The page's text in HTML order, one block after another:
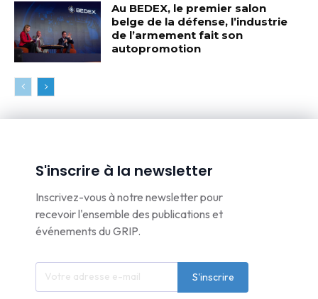
Au BEDEX, le premier salon
belge de la défense, l’industrie
de l’armement fait son
autopromotion
S'inscrire à la newsletter
Inscrivez-vous à notre newsletter pour
recevoir l'ensemble des publications et
événements du GRIP.
S'inscrire